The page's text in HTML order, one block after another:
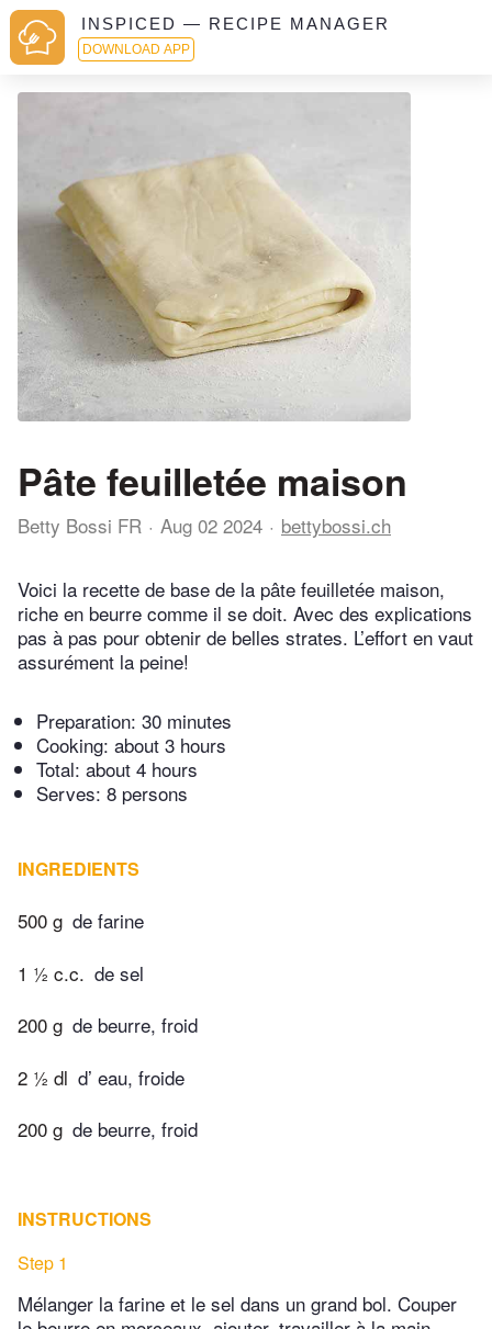
INSPICED — RECIPE MANAGER
DOWNLOAD APP
Pâte feuilletée maison
Betty Bossi FR Aug 02 2024 bettybossi.ch
Voici la recette de base de la pâte feuilletée maison,
riche en beurre comme il se doit. Avec des explications
pas à pas pour obtenir de belles strates. L’effort en vaut
assurément la peine!
Preparation: 30 minutes
Cooking: about 3 hours
Total: about 4 hours
Serves: 8 persons
INGREDIENTS
500 g de farine
1 ½ c.c. de sel
200 g de beurre, froid
2 ½ dl d’ eau, froide
200 g de beurre, froid
INSTRUCTIONS
Step 1
Mélanger la farine et le sel dans un grand bol. Couper